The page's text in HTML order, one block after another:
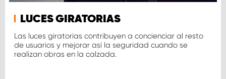
LUCES GIRATORIAS
Las luces giratorias contribuyen a concienciar al resto
de usuarios y mejorar así la seguridad cuando se
realizan obras en la calzada.